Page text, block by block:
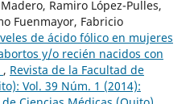
Ramiro López-Pulles,
Fuenmayor, Fabricio
de ácido fólico en mujeres
y/o recién nacidos con
, Revista de la Facultad de
Vol. 39 Núm. 1 (2014):